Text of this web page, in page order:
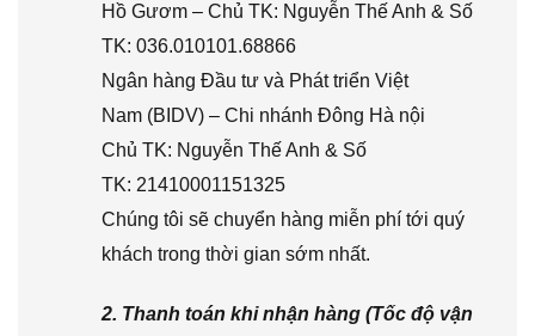
Hồ Gươm – Chủ TK: Nguyễn Thế Anh & Số
TK: 036.010101.68866
Ngân hàng Đầu tư và Phát triển Việt
Nam (BIDV) – Chi nhánh Đông Hà nội
Chủ TK: Nguyễn Thế Anh & Số
TK: 21410001151325
Chúng tôi sẽ chuyển hàng miễn phí tới quý
khách trong thời gian sớm nhất.
2. Thanh toán khi nhận hàng (Tốc độ vận